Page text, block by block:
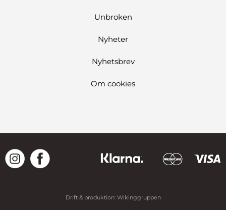
Unbroken
Nyheter
Nyhetsbrev
Om cookies
Drift & produktion: Wikinggruppen